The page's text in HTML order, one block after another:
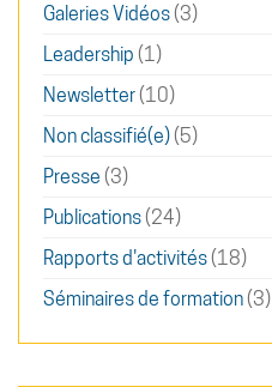
Galeries Vidéos(3)
Leadership (1)
Newsletter(10)
Non classifié(e)(5)
Presse (3)
Publications(24)
Rapports d'activités(18)
Séminaires de formation(3)